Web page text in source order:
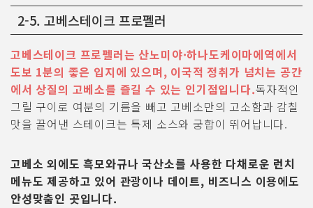
2-5. 고베스테이크 프로펠러
고베스테이크 프로펠러는 산노미야·하나도케이마에역에서
도보 1분의 좋은 입지에 있으며, 이국적 정취가 넘치는 공간
에서 상질의 고베소를 즐길 수 있는 인기점입니다.독자적인
그릴 구이로 여분의 기름을 빼고 고베소만의 고소함과 감칠
맛을 끌어낸 스테이크는 특제 소스와 궁합이 뛰어납니다.
고베소 외에도 흑모와규나 국산소를 사용한 다채로운 런치
메뉴도 제공하고 있어 관광이나 데이트, 비즈니스 이용에도
안성맞춤인 곳입니다.